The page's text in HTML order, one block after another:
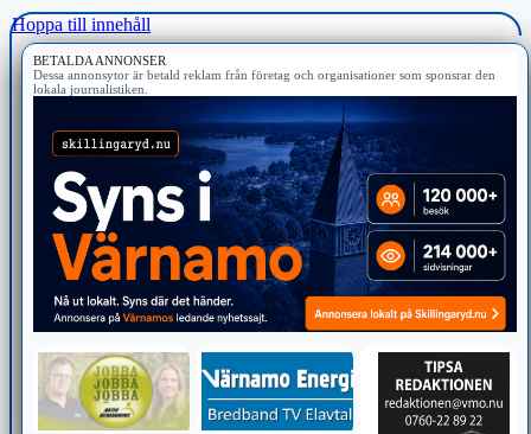
Hoppa till innehåll
BETALDA ANNONSER
Dessa annonsytor är betald reklam från företag och organisationer som sponsrar den
lokala journalistiken.